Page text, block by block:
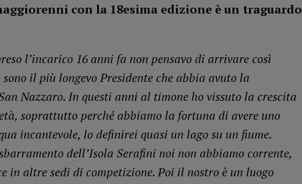
con la 18esima edizione è un traguardo
l’incarico 16 anni fa non pensavo di arrivare così
il più longevo Presidente che abbia avuto la
Nazzaro. In questi anni al timone ho vissuto la crescita
soprattutto perché abbiamo la fortuna di avere uno
incantevole, lo definirei quasi un lago su un fiume.
dell’Isola Serafini noi non abbiamo corrente,
in altre sedi di competizione. Poi il nostro è un luogo